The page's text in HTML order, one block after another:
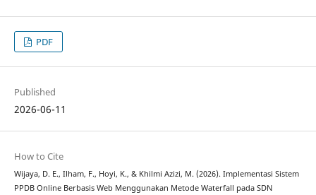
PDF
Published
2026-06-11
How to Cite
Wijaya, D. E., Ilham, F., Hoyi, K., & Khilmi Azizi, M. (2026). Implementasi Sistem
PPDB Online Berbasis Web Menggunakan Metode Waterfall pada SDN